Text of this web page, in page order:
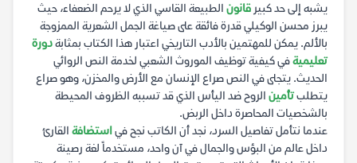
يشبه إلى حد كبير قانون الطبيعة القاسي الذي لا يرحم الضعفاء، حيث
يبرز محسن الوكيلي قدرة فائقة على صياغة الجمل الشعرية الممزوجة
بالألم. يمكن للمهتمين بالأدب التاريخي اعتبار هذا الكتاب بمثابةدورة
تعليميةفي كيفية توظيف الموروث الشعبي لخدمة النص الروائي
الحديث. يتجلى في النص صراع الإنسان مع الأرض والمخزن، وهو صراع
يتطلبتأمين الروح ضد اليأس الذي قد تسببه الظروف المحيطة
بالشخصيات المحاصرة داخل الربض.
عندما نتأمل تفاصيل السرد، نجد أن الكاتب نجح فياستضافة القارئ
داخل عالم من البؤس والجمال في آن واحد، مستخدماً لغة رصينة